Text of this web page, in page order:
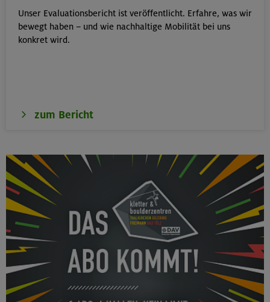
Unser Evaluationsbericht ist veröffentlicht. Erfahre, was wir
bewegt haben – und wie nachhaltige Mobilität bei uns
konkret wird.
zum Bericht